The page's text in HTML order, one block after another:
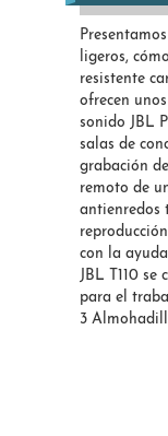
ligeros,
resistente
ofrecen
sonido JBL
salas de
grabación
remoto de
antienredos
con la
JBL T110
para el
3